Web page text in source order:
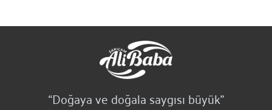
“Doğaya ve doğala saygısı büyük”